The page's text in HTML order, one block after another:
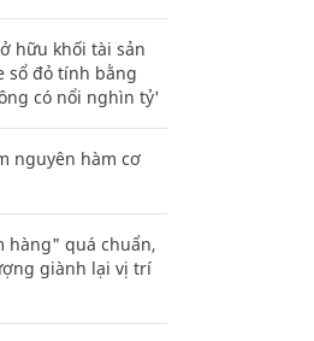
hữu khối tài sản
sổ đỏ tính bằng
có nổi nghìn tỷ'
nguyên hàm cơ
hàng" quá chuẩn,
giành lại vị trí